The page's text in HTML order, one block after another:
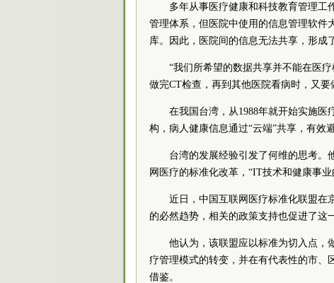
多年从事医疗健康和科技教育管理工
管理体系，但医院中使用的信息管理软件
库。因此，医院间的信息无法共享，形成
“我们所希望的数据共享并不能在医
做完CT检查，再到其他医院看病时，又
在我国台湾，从1988年就开始实施
构，病人健康信息通过“云端”共享，有效
台湾的发展经验引发了何维的思考。
网医疗的标准化改革，“IT技术和健康事业
近日，中国互联网医疗标准化联盟在
的必然趋势，相关的政策支持也促进了这
他认为，该联盟应以标准为切入点，
疗管理模式的转变，并在有代表性的市、
借鉴。